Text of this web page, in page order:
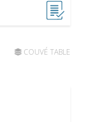
COUVÉ TABLE